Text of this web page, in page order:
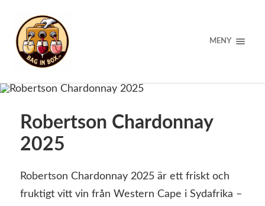
MENY
Robertson Chardonnay
2025
Robertson Chardonnay 2025 är ett friskt och
fruktigt vitt vin från Western Cape i Sydafrika –